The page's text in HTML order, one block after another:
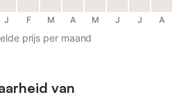
J F M A M J J A
prijs per maand
van